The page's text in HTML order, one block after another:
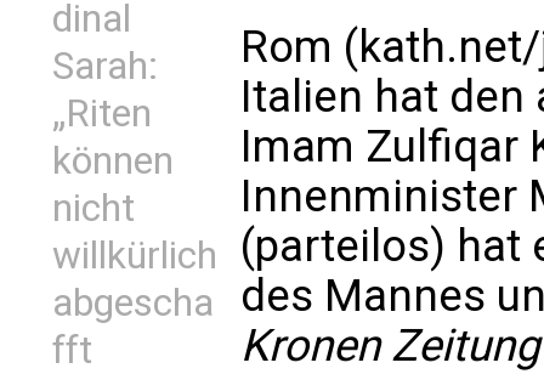
dinal
Sarah:
„Riten
können
nicht
willkürlich
abgescha
fft
Rom
Italien hat den
Imam Zulfiqar
Innenminister
(parteilos) hat
des Mannes
Kronen Zeitung